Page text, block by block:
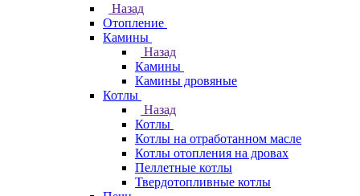
Назад
Отопление
Камины
Назад
Камины
Камины дровяные
Котлы
Назад
Котлы
Котлы на отработанном масле
Котлы отопления на дровах
Пеллетные котлы
Твердотопливные котлы